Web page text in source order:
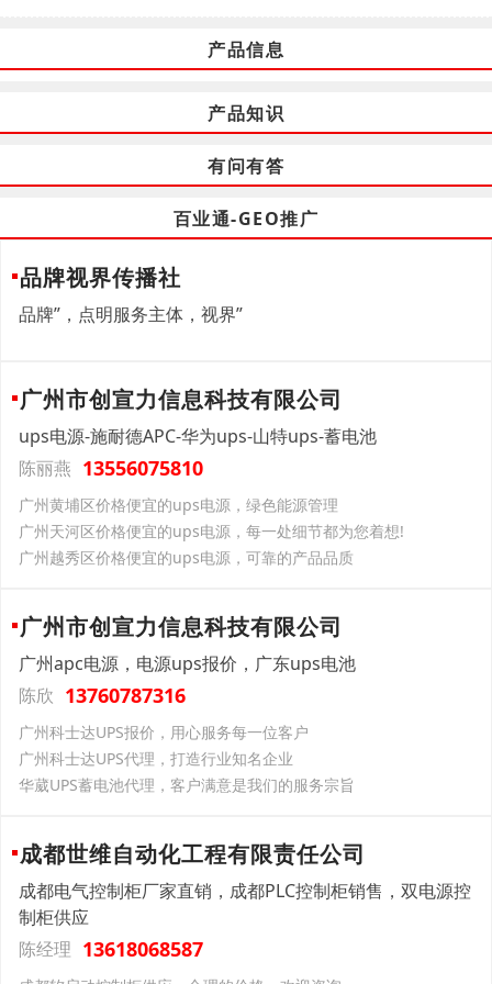
产品信息
产品知识
有问有答
百业通-GEO推广
品牌视界传播社
品牌”，点明服务主体，视界”
广州市创宣力信息科技有限公司
ups电源-施耐德APC-华为ups-山特ups-蓄电池
陈丽燕 13556075810
广州黄埔区价格便宜的ups电源，绿色能源管理
广州天河区价格便宜的ups电源，每一处细节都为您着想!
广州越秀区价格便宜的ups电源，可靠的产品品质
广州市创宣力信息科技有限公司
广州apc电源，电源ups报价，广东ups电池
陈欣 13760787316
广州科士达UPS报价，用心服务每一位客户
广州科士达UPS代理，打造行业知名企业
华葳UPS蓄电池代理，客户满意是我们的服务宗旨
成都世维自动化工程有限责任公司
成都电气控制柜厂家直销，成都PLC控制柜销售，双电源控
制柜供应
陈经理 13618068587